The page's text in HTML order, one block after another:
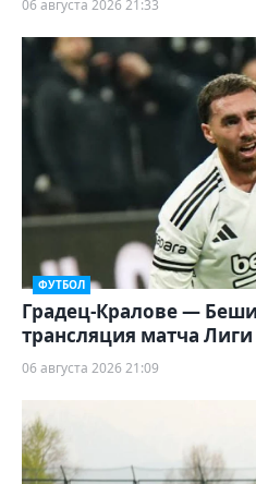
06 августа 2026 21:33
ФУТБОЛ
Градец-Кралове —
трансляция матча
06 августа 2026 21:09